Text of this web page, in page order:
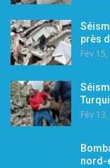
près
Fév
Fév
nord-